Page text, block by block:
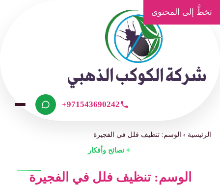
تخطَّ إلى المحتوى
+971543690242
الرئيسية ›الوسم: تنظيف فلل في الفجيرة
نصائح وأفكار
الوسم: تنظيف فلل في الفجيرة